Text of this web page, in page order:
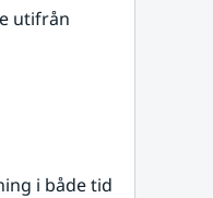
utifrån
i både tid